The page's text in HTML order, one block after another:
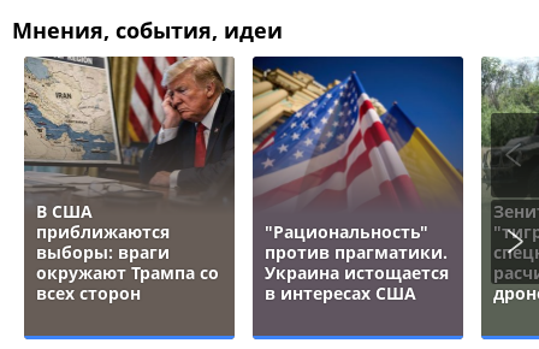
Мнения, события, идеи
В США
приближаются
выборы: враги
окружают Трампа со
всех сторон
"Рациональность"
против прагматики.
Украина истощается
в интересах США